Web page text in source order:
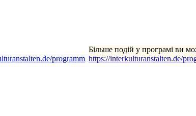
programm
Більше подій у програмі ви
https://interkulturanstalten.de/